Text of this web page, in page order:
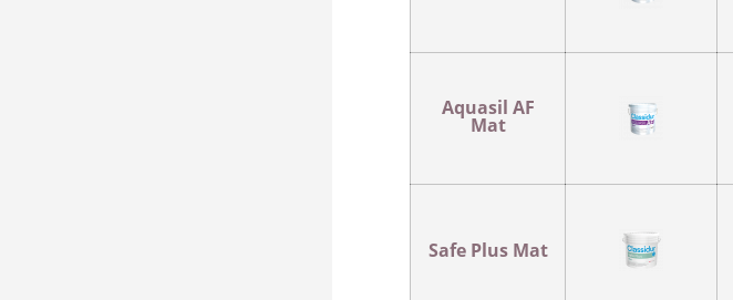
Aquasil AF
Mat
Safe Plus Mat